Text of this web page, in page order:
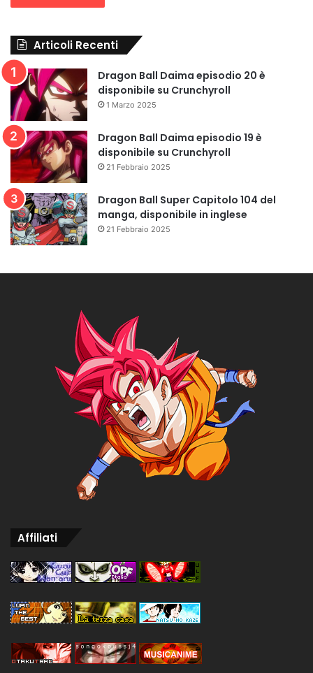
Articoli Recenti
Dragon Ball Daima episodio 20 è
disponibile su Crunchyroll
1 Marzo 2025
Dragon Ball Daima episodio 19 è
disponibile su Crunchyroll
21 Febbraio 2025
Dragon Ball Super Capitolo 104 del
manga, disponibile in inglese
21 Febbraio 2025
Affiliati